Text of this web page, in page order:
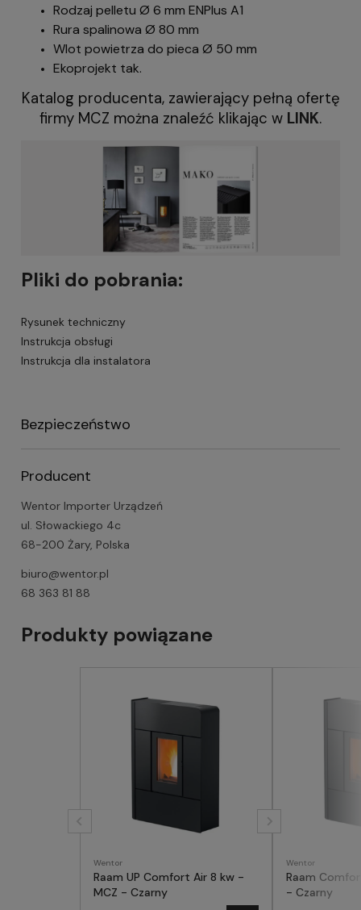
Rodzaj pelletu Ø 6 mm ENPlus A1
Rura spalinowa Ø 80 mm
Wlot powietrza do pieca Ø 50 mm
Ekoprojekt tak.
Katalog producenta, zawierający pełną ofertę
firmy MCZ można znaleźć klikając w LINK.
Pliki do pobrania:
Rysunek techniczny
Instrukcja obsługi
Instrukcja dla instalatora
Bezpieczeństwo
Producent
Wentor Importer Urządzeń
ul. Słowackiego 4c
68-200 Żary, Polska
biuro@wentor.pl
68 363 81 88
Produkty powiązane
Wentor
Raam UP Comfort Air 8 kw -
MCZ - Czarny
Wentor
Raam
- Czarny